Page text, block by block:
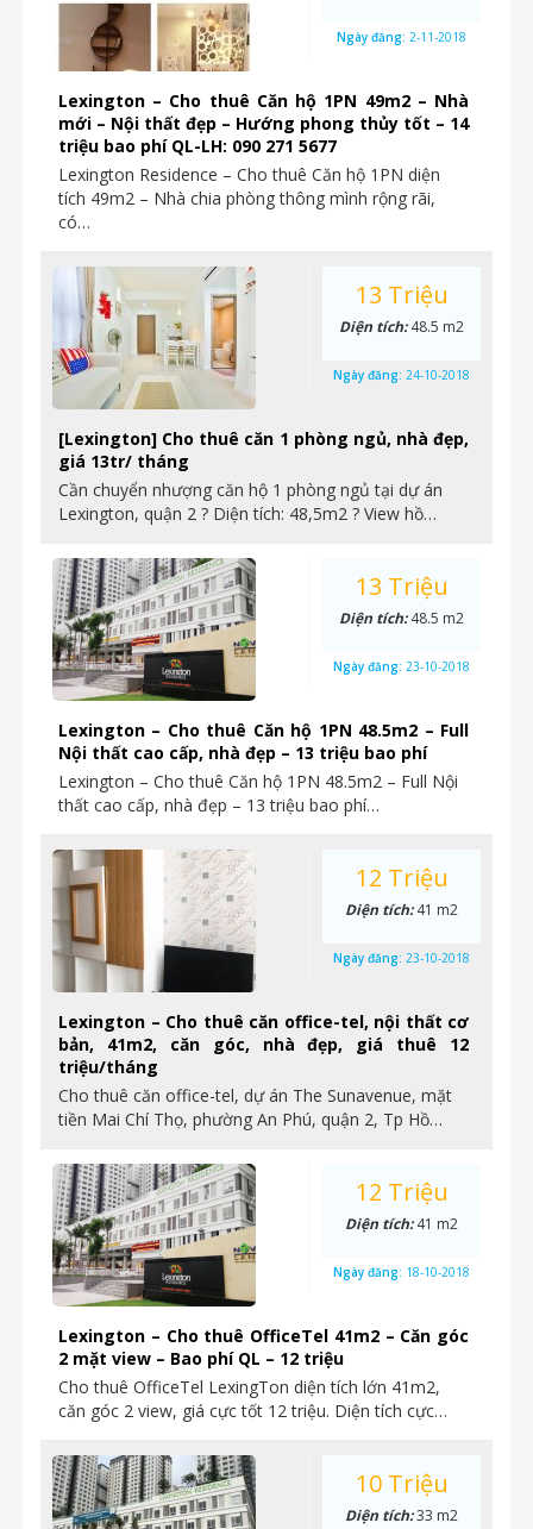
Lexington – Cho thuê Căn hộ 1PN 49m2 – Nhà
mới – Nội thất đẹp – Hướng phong thủy tốt – 14
triệu bao phí QL-LH: 090 271 5677
Lexington Residence – Cho thuê Căn hộ 1PN diện
tích 49m2 – Nhà chia phòng thông mình rộng rãi,
có…
Ngày đăng: 2-11-2018
[Lexington] Cho thuê căn 1 phòng ngủ, nhà đẹp,
giá 13tr/ tháng
Cần chuyển nhượng căn hộ 1 phòng ngủ tại dự án
Lexington, quận 2 ? Diện tích: 48,5m2 ? View hồ…
13 Triệu
Diện tích:48.5 m2
Ngày đăng: 24-10-2018
Lexington – Cho thuê Căn hộ 1PN 48.5m2 – Full
Nội thất cao cấp, nhà đẹp – 13 triệu bao phí
Lexington – Cho thuê Căn hộ 1PN 48.5m2 – Full Nội
thất cao cấp, nhà đẹp – 13 triệu bao phí…
13 Triệu
Diện tích:48.5 m2
Ngày đăng: 23-10-2018
Lexington – Cho thuê căn office-tel, nội thất cơ
bản, 41m2, căn góc, nhà đẹp, giá thuê 12
triệu/tháng
Cho thuê căn office-tel, dự án The Sunavenue, mặt
tiền Mai Chí Thọ, phường An Phú, quận 2, Tp Hồ…
12 Triệu
Diện tích:41 m2
Ngày đăng: 23-10-2018
Lexington – Cho thuê OfficeTel 41m2 – Căn góc
2 mặt view – Bao phí QL – 12 triệu
Cho thuê OfficeTel LexingTon diện tích lớn 41m2,
căn góc 2 view, giá cực tốt 12 triệu. Diện tích cực…
12 Triệu
Diện tích:41 m2
Ngày đăng: 18-10-2018
10 Triệu
Diện tích:33 m2